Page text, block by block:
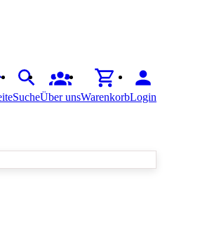
SucheÜber unsWarenkorbLogin